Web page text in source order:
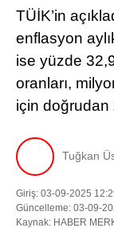
POLITIKA
SAĞLIK
KÜLTÜR-SANAT
SPOR
DIĞER
TÜİK’in
enflasyon
ise yüzde
oranları,
için doğrudan
Tuğkan
Giriş: 03-09-2025
Güncelleme: 03-09-
Kaynak: HABER